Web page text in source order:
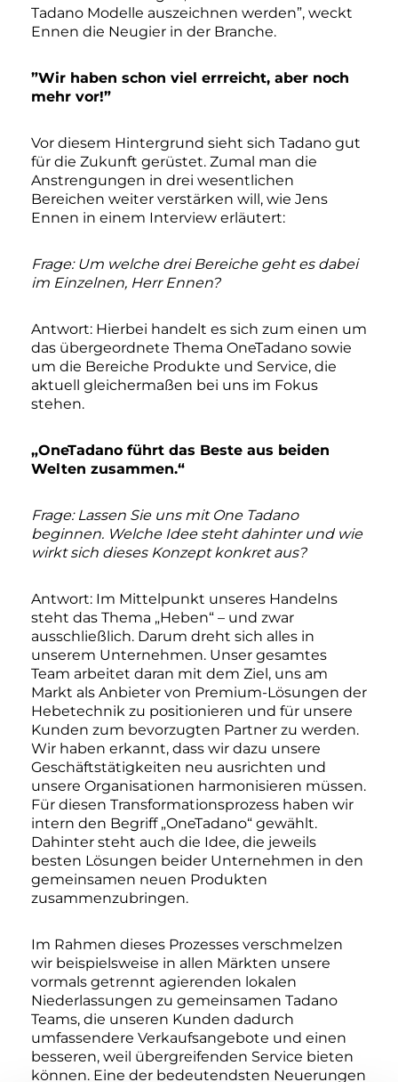
Tadano Modelle auszeichnen werden”, weckt
Ennen die Neugier in der Branche.
”Wir haben schon viel errreicht, aber noch
mehr vor!”
Vor diesem Hintergrund sieht sich Tadano gut
für die Zukunft gerüstet. Zumal man die
Anstrengungen in drei wesentlichen
Bereichen weiter verstärken will, wie Jens
Ennen in einem Interview erläutert:
Frage: Um welche drei Bereiche geht es dabei
im Einzelnen, Herr Ennen?
Antwort: Hierbei handelt es sich zum einen um
das übergeordnete Thema OneTadano sowie
um die Bereiche Produkte und Service, die
aktuell gleichermaßen bei uns im Fokus
stehen.
„OneTadano führt das Beste aus beiden
Welten zusammen.“
Frage: Lassen Sie uns mit One Tadano
beginnen. Welche Idee steht dahinter und wie
wirkt sich dieses Konzept konkret aus?
Antwort: Im Mittelpunkt unseres Handelns
steht das Thema „Heben“ – und zwar
ausschließlich. Darum dreht sich alles in
unserem Unternehmen. Unser gesamtes
Team arbeitet daran mit dem Ziel, uns am
Markt als Anbieter von Premium-Lösungen der
Hebetechnik zu positionieren und für unsere
Kunden zum bevorzugten Partner zu werden.
Wir haben erkannt, dass wir dazu unsere
Geschäftstätigkeiten neu ausrichten und
unsere Organisationen harmonisieren müssen.
Für diesen Transformationsprozess haben wir
intern den Begriff „OneTadano“ gewählt.
Dahinter steht auch die Idee, die jeweils
besten Lösungen beider Unternehmen in den
gemeinsamen neuen Produkten
zusammenzubringen.
Im Rahmen dieses Prozesses verschmelzen
wir beispielsweise in allen Märkten unsere
vormals getrennt agierenden lokalen
Niederlassungen zu gemeinsamen Tadano
Teams, die unseren Kunden dadurch
umfassendere Verkaufsangebote und einen
besseren, weil übergreifenden Service bieten
können. Eine der bedeutendsten Neuerungen